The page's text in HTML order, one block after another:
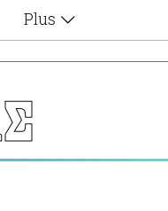
Plus
Αφιερώματα
Ζώδια